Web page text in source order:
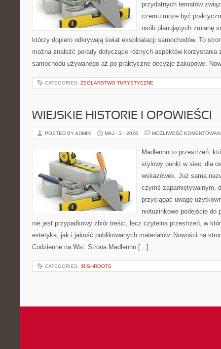
przydatnych tematów
czemu może być
osób planujących zmianę
którzy dopiero odkrywają świat eksploatacji samochodów. To
można znaleźć porady dotyczące różnych aspektów korzystania
samochodu używanego aż po praktyczne decyzje zakupowe.
CATEGORIES: ŻEGLARSTWO TURYSTYCZNE
WIEJSKIE HISTORIE I OPOWIEŚCI
POSTED BY ADMIN MAJ - 3 - 2026 MOŻLIWOŚĆ
Madlennn to przestrzeń,
stylowy punkt w sieci dla
wskazówek. Już sama
czymś zapamiętywalnym,
przyciągać uwagę
nietuzinkowe podejście do
nie jest przypadkowy zbiór treści, lecz czytelna przestrzeń, w
estetyka, jak i jakość publikowanych materiałów. Nowości na
Codzienne na Wsi. Strona Madlennn […]
CATEGORIES: IRISHROOTS